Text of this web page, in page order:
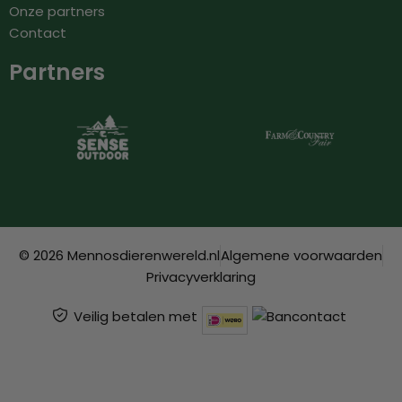
Onze partners
Contact
Partners
© 2026 Mennosdierenwereld.nlAlgemene voorwaarden
Privacyverklaring
Veilig betalen met